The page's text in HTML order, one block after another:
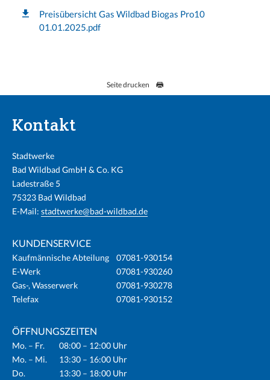
Preisübersicht Gas Wildbad Biogas Pro10
01.01.2025.pdf
Seite drucken
Kontakt
Stadtwerke
Bad Wildbad GmbH & Co. KG
Ladestraße 5
75323 Bad Wildbad
E-Mail: stadtwerke@bad-wildbad.de
KUNDENSERVICE
Kaufmännische Abteilung
07081-930154
E-Werk
07081-930260
Gas-, Wasserwerk
07081-930278
Telefax
07081-930152
ÖFFNUNGSZEITEN
Mo. – Fr.
08:00 – 12:00 Uhr
Mo. – Mi.
13:30 – 16:00 Uhr
Do.
13:30 – 18:00 Uhr